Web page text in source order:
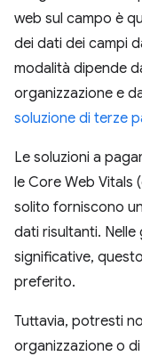
web sul campo è
dei dati dei campi
modalità dipende
organizzazione e
soluzione di terze
Le soluzioni a
le Core Web Vitals
solito forniscono
dati risultanti.
significative,
preferito.
Tuttavia, potresti
organizzazione o